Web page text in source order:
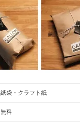
紙袋・クラフト紙
無料